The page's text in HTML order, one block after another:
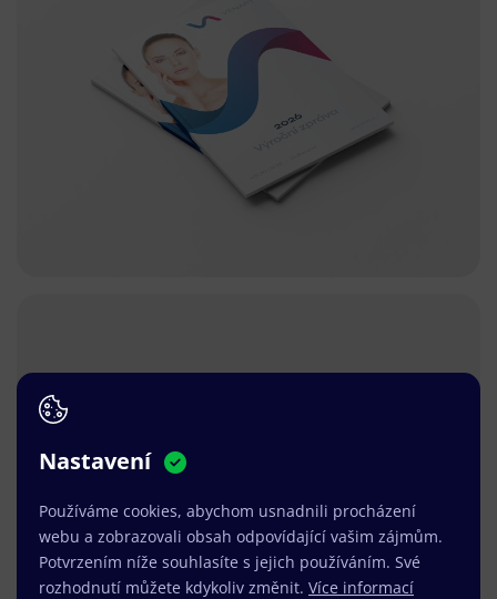
Nastavení
Používáme cookies, abychom usnadnili procházení
webu a zobrazovali obsah odpovídající vašim zájmům.
Potvrzením níže souhlasíte s jejich používáním. Své
rozhodnutí můžete kdykoliv změnit. Více informací